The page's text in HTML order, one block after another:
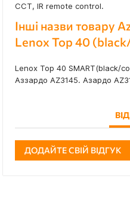
CCT, IR remote control.
Інші назви товару
Lenox Top 40
Lenox Top 40 SMART(black/
Аззардо AZ3145. Азардо
ДОДАЙТЕ СВІЙ ВІДГУК